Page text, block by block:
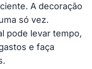
A decoração
só vez.
pode levar tempo,
e faça